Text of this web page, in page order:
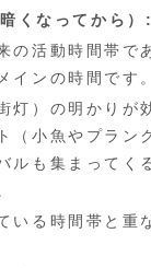
くなってから）:
の活動時間帯で
インの時間です。
灯）の明かりが
（小魚やプラン
ルも集まってく
いる時間帯と重